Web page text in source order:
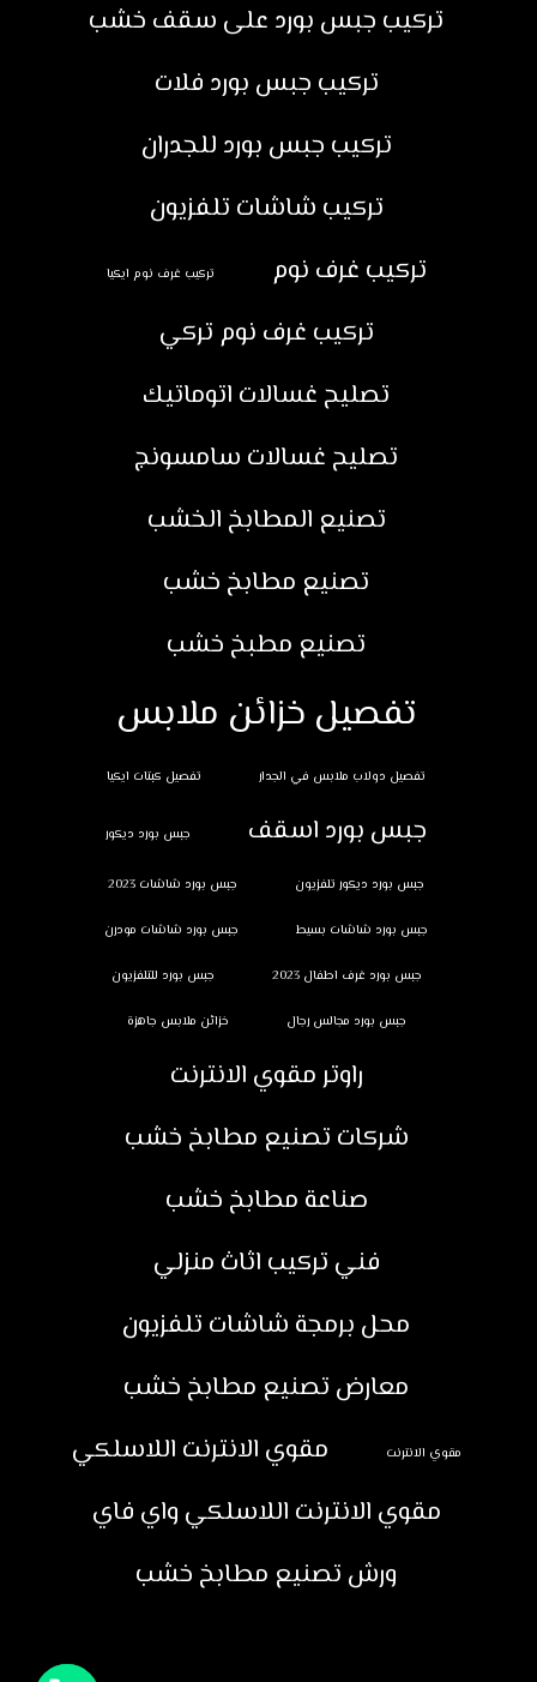
تركيب جبس بورد على سقف خشب
تركيب جبس بورد فلات
تركيب جبس بورد للجدران
تركيب شاشات تلفزيون
تركيب غرف نوم
تركيب غرف نوم ايكيا
تركيب غرف نوم تركي
تصليح غسالات اتوماتيك
تصليح غسالات سامسونج
تصنيع المطابخ الخشب
تصنيع مطابخ خشب
تصنيع مطبخ خشب
تفصيل خزائن ملابس
تفصيل دولاب ملابس في الجدار تفصيل كبتات ايكيا
جبس بورد اسقف جبس بورد ديكور
جبس بورد ديكور تلفزيون جبس بورد شاشات 2023
جبس بورد شاشات بسيط جبس بورد شاشات مودرن
جبس بورد غرف اطفال 2023 جبس بورد للتلفزيون
جبس بورد مجالس رجال خزائن ملابس جاهزة
راوتر مقوي الانترنت
شركات تصنيع مطابخ خشب
صناعة مطابخ خشب
فني تركيب اثاث منزلي
محل برمجة شاشات تلفزيون
معارض تصنيع مطابخ خشب
مقوي الانترنت
مقوي الانترنت اللاسلكي
مقوي الانترنت اللاسلكي واي فاي
ورش تصنيع مطابخ خشب